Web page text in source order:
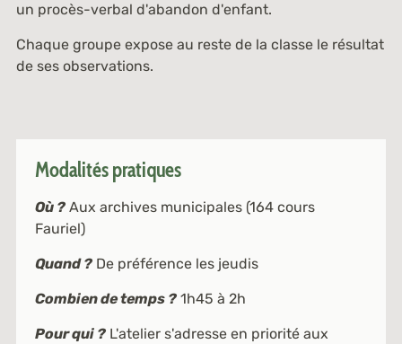
un procès-verbal d'abandon d'enfant.
Chaque groupe expose au reste de la classe le résultat
de ses observations.
Modalités pratiques
Où ?Aux archives municipales (164 cours
Fauriel)
Quand ?De préférence les jeudis
Combien de temps ?1h45 à 2h
Pour qui ?L'atelier s'adresse en priorité aux